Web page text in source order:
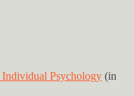
Individual Psychology (in